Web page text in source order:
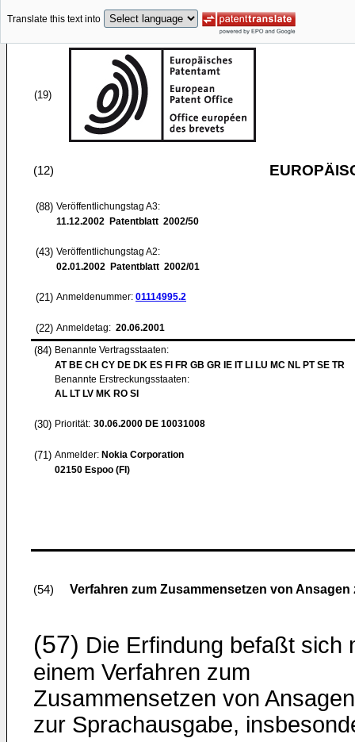
Translate this text into
(19)
(12)
(88) Veröffentlichungstag A3:
11.12.2002 Patentblatt 2002/50
(43) Veröffentlichungstag A2:
02.01.2002 Patentblatt 2002/01
(21) Anmeldenummer: 01114995.2
(22) Anmeldetag: 20.06.2001
(84) Benannte Vertragsstaaten:
AT BE CH CY DE DK ES FI FR GB GR IE IT LI LU MC NL PT SE TR
Benannte Erstreckungsstaaten:
AL LT LV MK RO SI
(30) Priorität: 30.06.2000 DE 10031008
(71) Anmelder: Nokia Corporation
02150 Espoo (FI)
(54) Verfahren zum Zusammensetzen von
(57) Die Erfindung befaßt sich
einem Verfahren zum
Zusammensetzen von Ansagen
zur Sprachausgabe,